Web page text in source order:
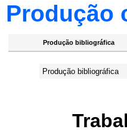
Produção
Produção bibliográfica
Produção bibliográfica